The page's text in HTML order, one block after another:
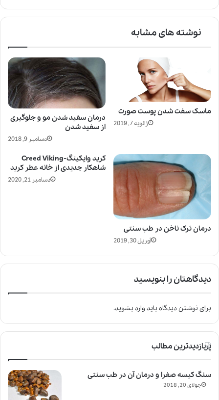
نوشته های مشابه
درمان سفید شدن مو و جلوگیری
از سفید شدن
دسامبر 9, 2018
ماسک سفت شدن پوست صورت
ژانویه 7, 2019
کرید وایکینگ-Creed Viking
شاهکار جدیدی از خانه عطر کرید
دسامبر 21, 2020
درمان ترک ناخن در طب سنتی
آوریل 30, 2019
دیدگاهتان را بنویسید
برای نوشتن دیدگاه بایدوارد بشوید.
پربازدیدترین مطالب
سنگ کیسه صفرا و درمان آن در طب سنتی
جولای 20, 2018